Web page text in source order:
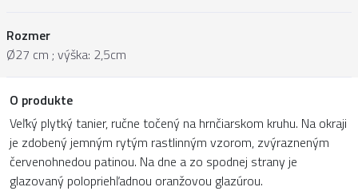
Rozmer
Ø27 cm ; výška: 2,5cm
O produkte
Veľký plytký tanier, ručne točený na hrnčiarskom kruhu. Na okraji
je zdobený jemným rytým rastlinným vzorom, zvýrazneným
červenohnedou patinou. Na dne a zo spodnej strany je
glazovaný polopriehľadnou oranžovou glazúrou.